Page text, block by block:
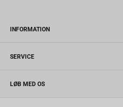
INFORMATION
SERVICE
LØB MED OS